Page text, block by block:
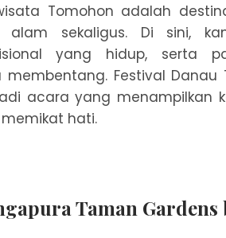
Tomohon adalah
alam sekaligus. Di sini,
yang hidup, serta
Festival Danau
acara yang menampilkan
hati.
Taman Gardens